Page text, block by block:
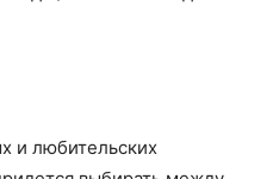
и любительских